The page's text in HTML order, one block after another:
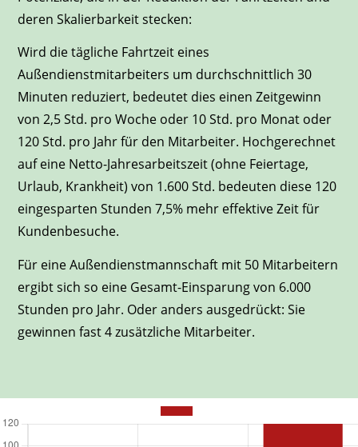
deren Skalierbarkeit stecken:
Wird die tägliche Fahrtzeit eines
Außendienstmitarbeiters um durchschnittlich 30
Minuten reduziert, bedeutet dies einen Zeitgewinn
von 2,5 Std. pro Woche oder 10 Std. pro Monat oder
120 Std. pro Jahr für den Mitarbeiter. Hochgerechnet
auf eine Netto-Jahresarbeitszeit (ohne Feiertage,
Urlaub, Krankheit) von 1.600 Std. bedeuten diese 120
eingesparten Stunden 7,5% mehr effektive Zeit für
Kundenbesuche.
Für eine Außendienstmannschaft mit 50 Mitarbeitern
ergibt sich so eine Gesamt-Einsparung von 6.000
Stunden pro Jahr. Oder anders ausgedrückt: Sie
gewinnen fast 4 zusätzliche Mitarbeiter.